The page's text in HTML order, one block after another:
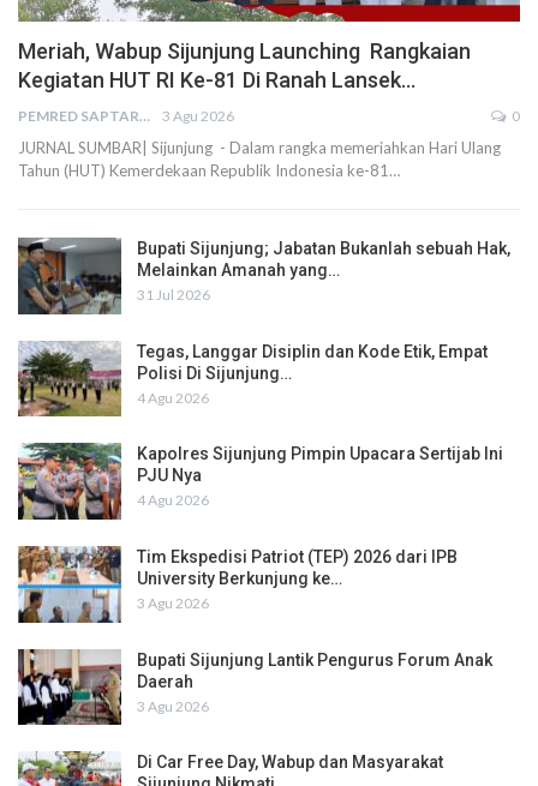
Meriah, Wabup Sijunjung Launching Rangkaian
Kegiatan HUT RI Ke-81 Di Ranah Lansek…
PEMRED SAPTARIUS 3 Agu 2026 0
JURNAL SUMBAR| Sijunjung - Dalam rangka memeriahkan Hari Ulang
Tahun (HUT) Kemerdekaan Republik Indonesia ke-81…
Bupati Sijunjung; Jabatan Bukanlah sebuah Hak,
Melainkan Amanah yang…
31 Jul 2026
Tegas, Langgar Disiplin dan Kode Etik, Empat
Polisi Di Sijunjung…
4 Agu 2026
Kapolres Sijunjung Pimpin Upacara Sertijab Ini
PJU Nya
4 Agu 2026
Tim Ekspedisi Patriot (TEP) 2026 dari IPB
University Berkunjung ke…
3 Agu 2026
Bupati Sijunjung Lantik Pengurus Forum Anak
Daerah
3 Agu 2026
Di Car Free Day, Wabup dan Masyarakat